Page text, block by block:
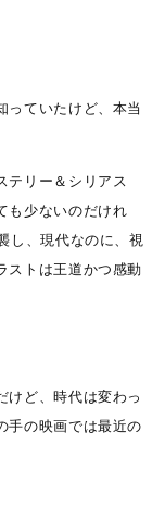
っていたけど、本当
テリー＆シリアス
も少ないのだけれ
し、現代なのに、視
ストは王道かつ感動
けど、時代は変わっ
手の映画では最近の